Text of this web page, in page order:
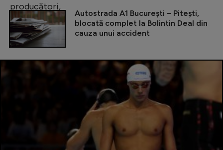
Autostrada A1 București – Pitești,
blocată complet la Bolintin Deal din
cauza unui accident